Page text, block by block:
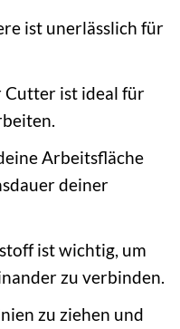
ist unerlässlich für
Cutter ist ideal für
Arbeitsfläche
deiner
ist wichtig, um
zu verbinden.
zu ziehen und